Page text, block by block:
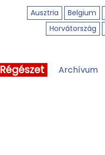
Ausztria Belgium
Horvátország
Régészet Archívum